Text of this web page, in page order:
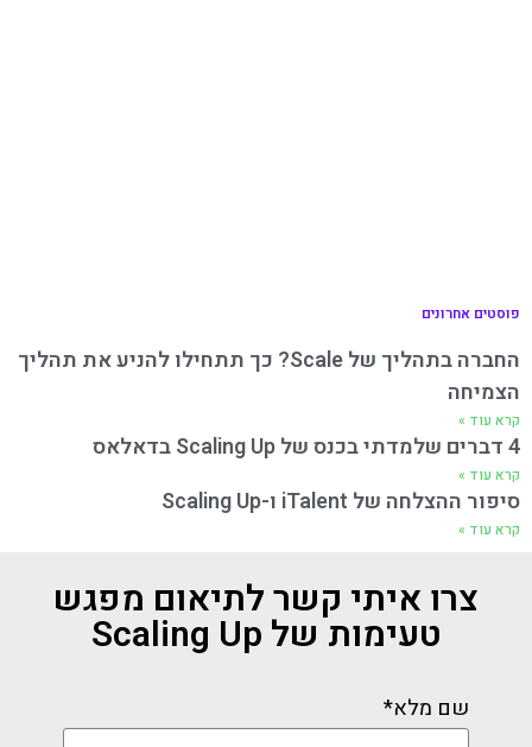
פוסטים אחרונים
החברה בתהליך של Scale? כך תתחילו להניע את תהליך
הצמיחה
קרא עוד »
4 דברים שלמדתי בכנס של Scaling Up בדאלאס
קרא עוד »
סיפור ההצלחה של iTalent ו-Scaling Up
קרא עוד »
צרו איתי קשר לתיאום מפגש
טעימות של Scaling Up
שם מלא*